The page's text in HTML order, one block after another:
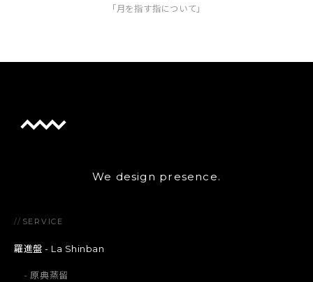
「月を指す指について」
We design presence.
// SERVICE
羅進盤 - La Shinban
原典蒸留